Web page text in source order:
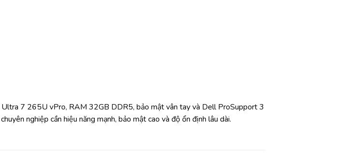
7 265U vPro, RAM 32GB DDR5, bảo mật vân tay và Dell ProSupport 3
nghiệp cần hiệu năng mạnh, bảo mật cao và độ ổn định lâu dài.